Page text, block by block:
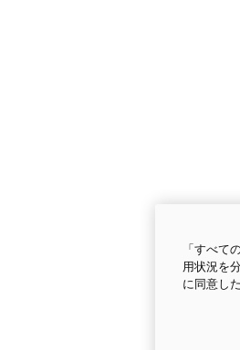
「すべて
用状況を
に同意し